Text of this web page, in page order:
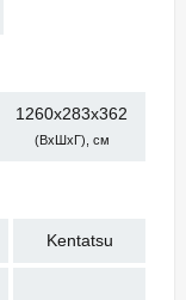
1260x283x362
(ВхШхГ), см
Kentatsu